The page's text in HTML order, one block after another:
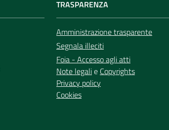
TRASPARENZA
Amministrazione trasparente
Segnala illeciti
Foia - Accesso agli atti
Note legalie Copyrights
Privacy policy
Cookies